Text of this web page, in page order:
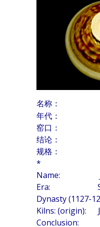
名称：
年代：
窑口：
结论：
规格： 口径
*
Name: Ji-
Era:
Dynasty (1127-
Kilns: (origin):
Conclusion: